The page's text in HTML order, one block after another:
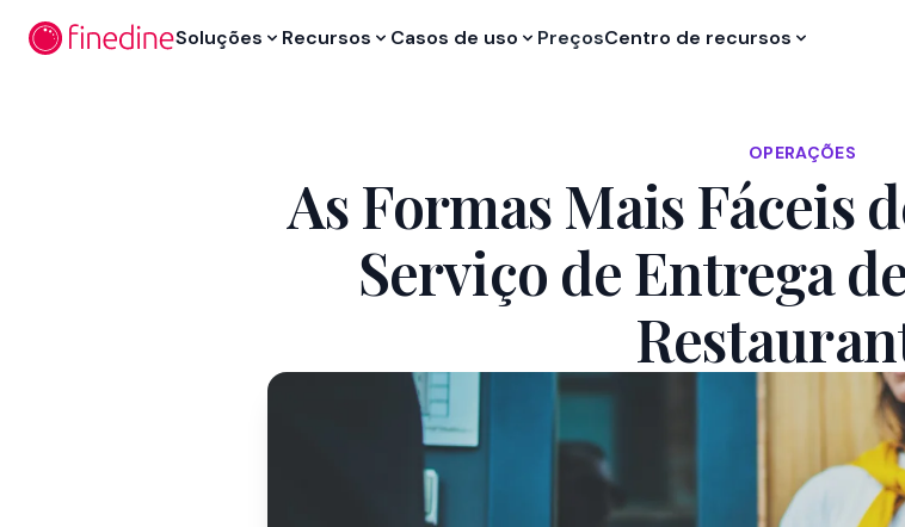
Soluções
Recursos Casos de uso PreçosCentro de recursos
OPERAÇÕES
As Formas Mais Fáceis
Serviço de Entrega